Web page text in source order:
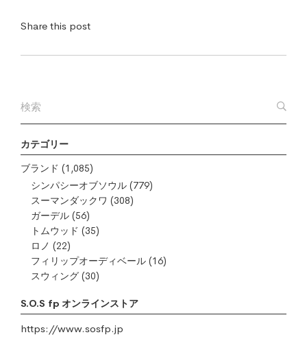
カテゴリー
ブランド (1,085)
シンパシーオブソウル (779)
スーマンダックワ (308)
ガーデル (56)
トムウッド (35)
ロノ (22)
フィリップオーディベール (16)
スウィング (30)
S.O.S fp オンラインストア
https://www.sosfp.jp
Share this post